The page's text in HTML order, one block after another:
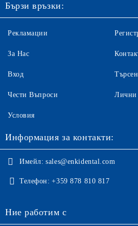
Бързи връзки:
Рекламации
За Нас
Вход
Чести Въпроси Лични
Условия
Информация за контакти:
Имейл: sales@enkidental.com
Телефон: +359 878 810 817
Ние работим с